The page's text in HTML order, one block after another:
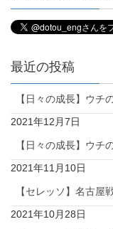
最近の投稿
【日々の成長】ウチ
2021年12月7日
【日々の成長】ウチ
2021年11月10日
【セレッソ】名古屋
2021年10月28日